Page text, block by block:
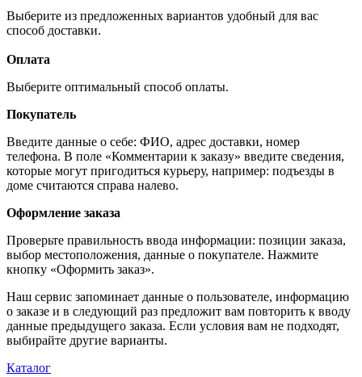
Выберите из предложенных вариантов удобный для вас
способ доставки.
Оплата
Выберите оптимальный способ оплаты.
Покупатель
Введите данные о себе: ФИО, адрес доставки, номер
телефона. В поле «Комментарии к заказу» введите сведения,
которые могут пригодиться курьеру, например: подъезды в
доме считаются справа налево.
Оформление заказа
Проверьте правильность ввода информации: позиции заказа,
выбор местоположения, данные о покупателе. Нажмите
кнопку «Оформить заказ».
Наш сервис запоминает данные о пользователе, информацию
о заказе и в следующий раз предложит вам повторить к вводу
данные предыдущего заказа. Если условия вам не подходят,
выбирайте другие варианты.
Каталог